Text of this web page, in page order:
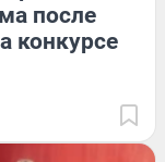
после
конкурсе